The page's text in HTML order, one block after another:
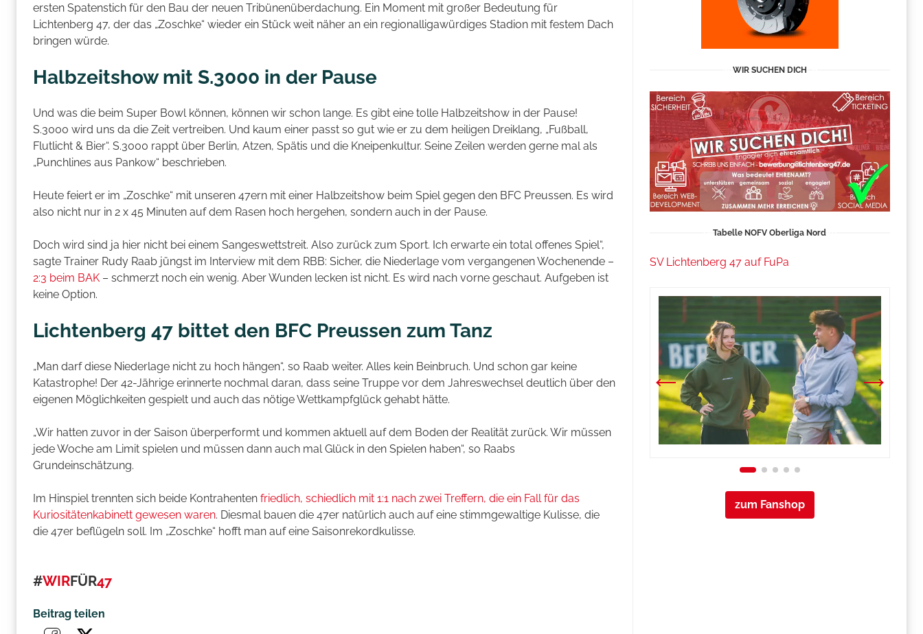
ersten Spatenstich für den Bau der neuen Tribünenüberdachung. Ein Moment mit großer Bedeutung für
Lichtenberg 47, der das „Zoschke“ wieder ein Stück weit näher an ein regionalligawürdiges Stadion mit festem Dach
bringen würde.
Halbzeitshow mit S.3000 in der Pause
Und was die beim Super Bowl können, können wir schon lange. Es gibt eine tolle Halbzeitshow in der Pause!
S.3000 wird uns da die Zeit vertreiben. Und kaum einer passt so gut wie er zu dem heiligen Dreiklang, „Fußball,
Flutlicht & Bier“. S.3000 rappt über Berlin, Atzen, Spätis und die Kneipenkultur. Seine Zeilen werden gerne mal als
„Punchlines aus Pankow“ beschrieben.
Heute feiert er im „Zoschke“ mit unseren 47ern mit einer Halbzeitshow beim Spiel gegen den BFC Preussen. Es wird
also nicht nur in 2 x 45 Minuten auf dem Rasen hoch hergehen, sondern auch in der Pause.
Doch wird sind ja hier nicht bei einem Sangeswettstreit. Also zurück zum Sport. Ich erwarte ein total offenes Spiel“,
sagte Trainer Rudy Raab jüngst im Interview mit dem RBB: Sicher, die Niederlage vom vergangenen Wochenende –
2:3 beim BAK – schmerzt noch ein wenig. Aber Wunden lecken ist nicht. Es wird nach vorne geschaut. Aufgeben ist
keine Option.
Lichtenberg 47 bittet den BFC Preussen zum Tanz
„Man darf diese Niederlage nicht zu hoch hängen“, so Raab weiter. Alles kein Beinbruch. Und schon gar keine
Katastrophe! Der 42-Jährige erinnerte nochmal daran, dass seine Truppe vor dem Jahreswechsel deutlich über den
eigenen Möglichkeiten gespielt und auch das nötige Wettkampfglück gehabt hätte.
„Wir hatten zuvor in der Saison überperformt und kommen aktuell auf dem Boden der Realität zurück. Wir müssen
jede Woche am Limit spielen und müssen dann auch mal Glück in den Spielen haben“, so Raabs
Grundeinschätzung.
Im Hinspiel trennten sich beide Kontrahenten friedlich, schiedlich mit 1:1 nach zwei Treffern, die ein Fall für das
Kuriositätenkabinett gewesen waren. Diesmal bauen die 47er natürlich auch auf eine stimmgewaltige Kulisse, die
die 47er beflügeln soll. Im „Zoschke“ hofft man auf eine Saisonrekordkulisse.
#WIRFÜR47
Beitrag teilen
WIR SUCHEN DICH
Tabelle NOFV Oberliga Nord
SV Lichtenberg 47 auf FuPa
zum Fanshop